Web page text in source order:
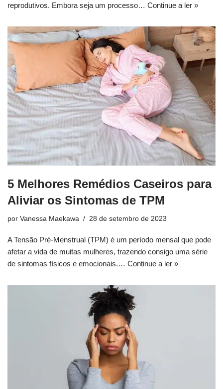
reprodutivos. Embora seja um processo… Continue a ler »
5 Melhores Remédios Caseiros para
Aliviar os Sintomas de TPM
por Vanessa Maekawa 28 de setembro de 2023
A Tensão Pré-Menstrual (TPM) é um período mensal que pode
afetar a vida de muitas mulheres, trazendo consigo uma série
de sintomas físicos e emocionais.… Continue a ler »